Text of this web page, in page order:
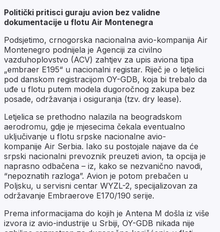
Politički pritisci guraju avion bez validne
dokumentacije u flotu Air Montenegra
Podsjetimo, crnogorska nacionalna avio-kompanija Air
Montenegro podnijela je Agenciji za civilno
vazduhoplovstvo (ACV) zahtjev za upis aviona tipa
„embraer E195“ u nacionalni registar. Riječ je o letjelici
pod danskom registracijom OY-GDB, koja bi trebalo da
uđe u flotu putem modela dugoročnog zakupa bez
posade, održavanja i osiguranja (tzv. dry lease).
Letjelica se prethodno nalazila na beogradskom
aerodromu, gdje je mjesecima čekala eventualno
uključivanje u flotu srpske nacionalne avio-
kompanije Air Serbia. Iako su postojale najave da će
srpski nacionalni prevoznik preuzeti avion, ta opcija je
naprasno odbačena – iz, kako se nezvanično navodi,
“nepoznatih razloga”. Avion je potom prebačen u
Poljsku, u servisni centar WYZL-2, specijalizovan za
održavanje Embraerove E170/190 serije.
Prema informacijama do kojih je Antena M došla iz više
izvora iz avio-industrije u Srbiji, OY-GDB nikada nije